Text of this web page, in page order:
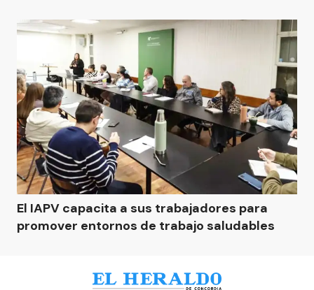
El IAPV capacita a sus trabajadores para
promover entornos de trabajo saludables